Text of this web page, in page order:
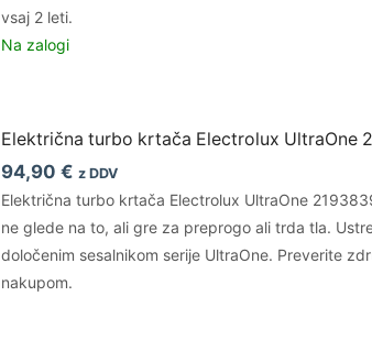
vsaj 2 leti.
Na zalogi
Električna turbo krtača Electrolux UltraOne
94,90 € z DDV
Električna turbo krtača Electrolux UltraOne
ne glede na to, ali gre za preprogo ali trda tla.
določenim sesalnikom serije UltraOne. Preverite
nakupom.